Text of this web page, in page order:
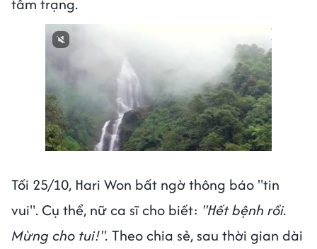
Tối 25/10, Hari Won bất ngờ thông báo "tin
vui". Cụ thể, nữ ca sĩ cho biết: "Hết bệnh rồi.
Mừng cho tui!". Theo chia sẻ, sau thời gian dài